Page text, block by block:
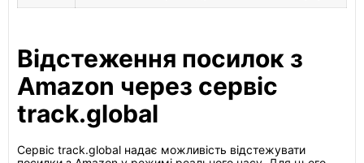
Відстеження посилок з
Amazon через сервіс
track.global
Сервіс track.global надає можливість відстежувати